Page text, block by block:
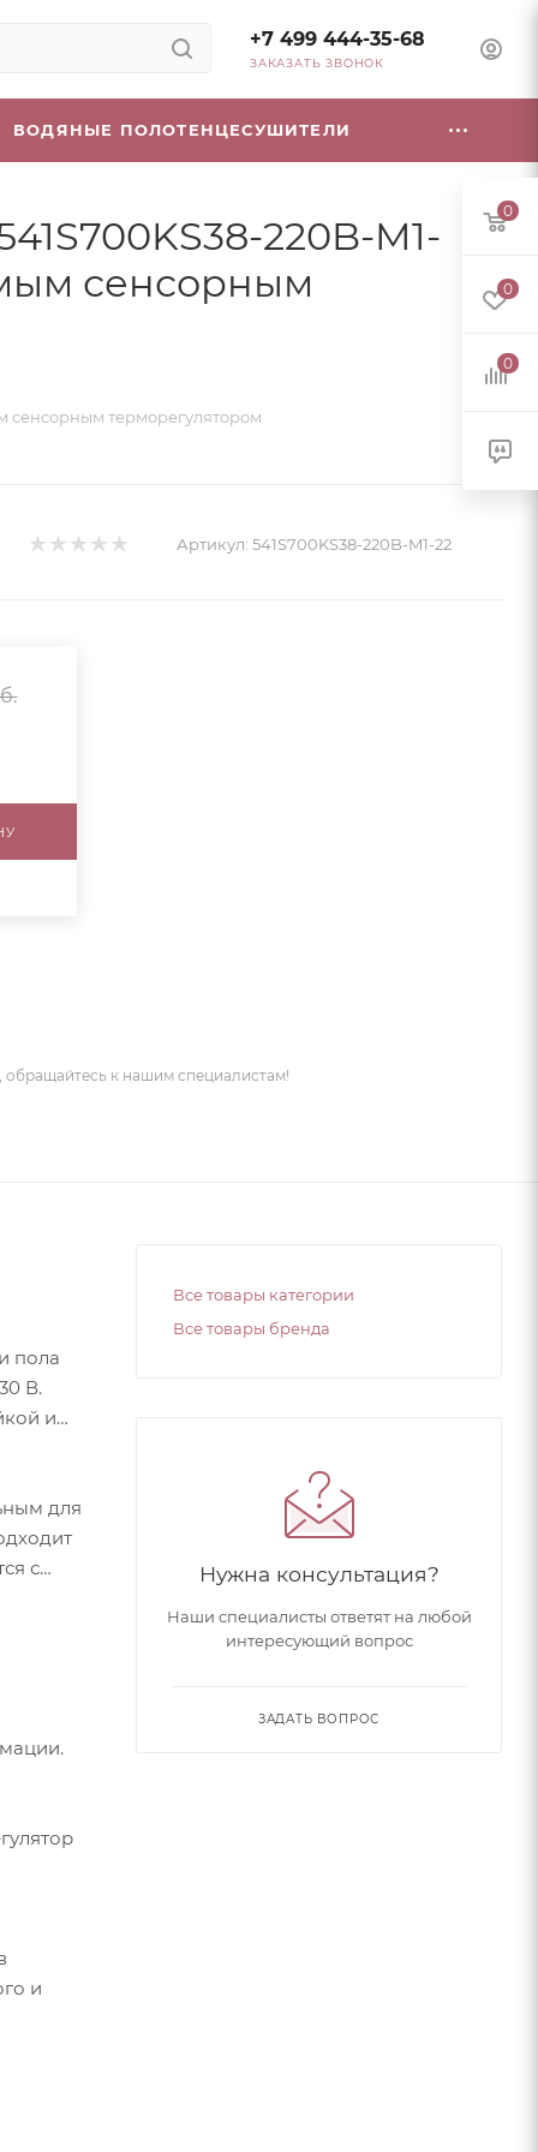
+7 499 444-35-68
ЗАКАЗАТЬ ЗВОНОК
ВОДЯНЫЕ ПОЛОТЕНЦЕСУШИТЕЛИ
220B-M1-
сенсорным
сенсорным терморегулятором
Артикул: 541S700KS38-220B-M1-22
к нашим специалистам!
пола
В.
и
для
с
и
Все товары категории
Все товары бренда
Нужна консультация?
Наши специалисты ответят на любой
интересующий вопрос
ЗАДАТЬ ВОПРОС
0
0
0